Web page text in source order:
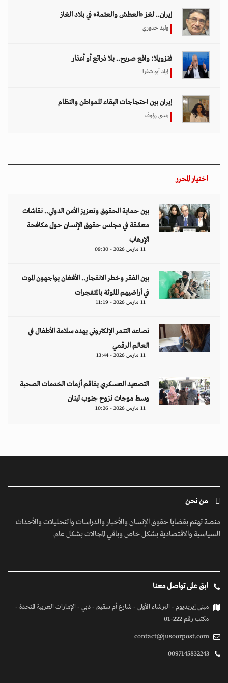
إيران.. لغز «العطش والعتمة» في بلاد الغاز
وليد خدوري
فنزويلا: واقع صريح.. بلا ذرائع أو أعذار
إياد أبو شقرا
إيران بين احتجاجات البقاء للمواطن والنظام
هدى رؤوف
اختيار المحرر
بين حماية الحقوق وتعزيز الأمن الدولي.. نقاشات
معمّقة في مجلس حقوق الإنسان حول مكافحة
الإرهاب
11 مارس 2026 - 09:30
بين الفقر وخطر الانفجار.. الأفغان يواجهون الموت
في أراضيهم الملوثة بالمتفجرات
11 مارس 2026 - 11:19
تصاعد التنمر الإلكتروني يهدد سلامة الأطفال في
العالم الرقمي
11 مارس 2026 - 13:44
التصعيد العسكري يفاقم أزمات الخدمات الصحية
وسط موجات نزوح جنوب لبنان
11 مارس 2026 - 10:26
من نحن
منصة تهتم بقضايا حقوق الإنسان والأخبار والدراسات والتحليلات والأحداث
السياسية والاقتصادية بشكل خاص وباقي المجالات بشكل عام.
ابق على تواصل معنا
مبنى إيريديوم - البرشاء الأولى - شارع أم سقيم - دبي - الإمارات العربية المتحدة -
مكتب رقم 222-01
contact@jusoorpost.com
0097145832243